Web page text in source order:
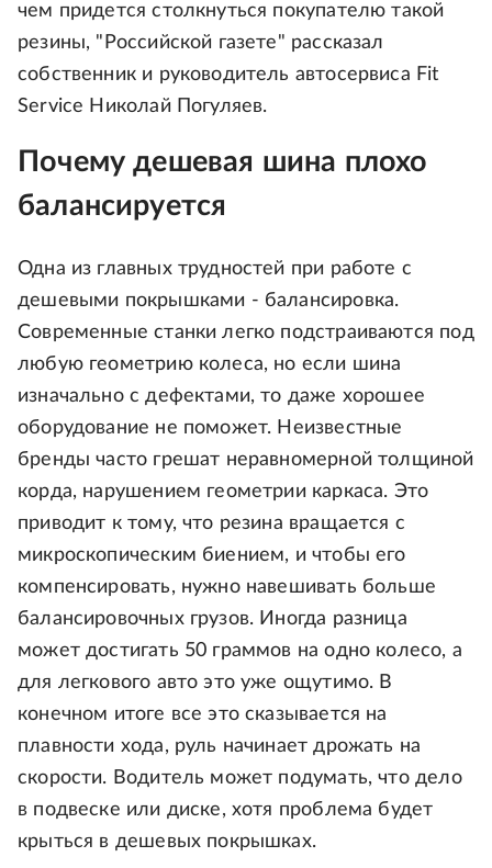
чем придется столкнуться покупателю такой
резины, "Российской газете" рассказал
собственник и руководитель автосервиса Fit
Service Николай Погуляев.
Почему дешевая шина плохо
балансируется
Одна из главных трудностей при работе с
дешевыми покрышками - балансировка.
Современные станки легко подстраиваются под
любую геометрию колеса, но если шина
изначально с дефектами, то даже хорошее
оборудование не поможет. Неизвестные
бренды часто грешат неравномерной толщиной
корда, нарушением геометрии каркаса. Это
приводит к тому, что резина вращается с
микроскопическим биением, и чтобы его
компенсировать, нужно навешивать больше
балансировочных грузов. Иногда разница
может достигать 50 граммов на одно колесо, а
для легкового авто это уже ощутимо. В
конечном итоге все это сказывается на
плавности хода, руль начинает дрожать на
скорости. Водитель может подумать, что дело
в подвеске или диске, хотя проблема будет
крыться в дешевых покрышках.